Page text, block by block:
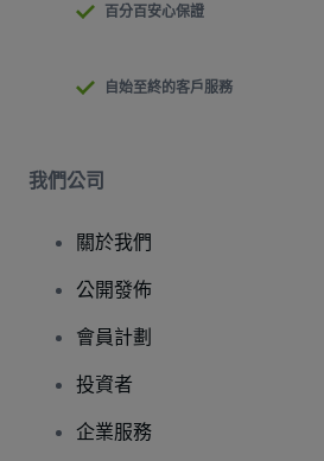
百分百安心保證
自始至終的客戶服務
我們公司
關於我們
公開發佈
會員計劃
投資者
企業服務